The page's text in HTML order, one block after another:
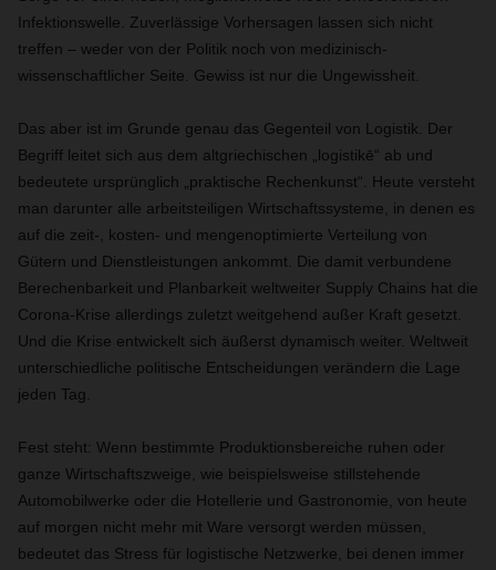
Infektionswelle. Zuverlässige Vorhersagen lassen sich nicht
treffen – weder von der Politik noch von medizinisch-
wissenschaftlicher Seite. Gewiss ist nur die Ungewissheit.
Das aber ist im Grunde genau das Gegenteil von Logistik. Der
Begriff leitet sich aus dem altgriechischen „logistikē“ ab und
bedeutete ursprünglich „praktische Rechenkunst“. Heute versteht
man darunter alle arbeitsteiligen Wirtschaftssysteme, in denen es
auf die zeit-, kosten- und mengenoptimierte Verteilung von
Gütern und Dienstleistungen ankommt. Die damit verbundene
Berechenbarkeit und Planbarkeit weltweiter Supply Chains hat die
Corona-Krise allerdings zuletzt weitgehend außer Kraft gesetzt.
Und die Krise entwickelt sich äußerst dynamisch weiter. Weltweit
unterschiedliche politische Entscheidungen verändern die Lage
jeden Tag.
Fest steht: Wenn bestimmte Produktionsbereiche ruhen oder
ganze Wirtschaftszweige, wie beispielsweise stillstehende
Automobilwerke oder die Hotellerie und Gastronomie, von heute
auf morgen nicht mehr mit Ware versorgt werden müssen,
bedeutet das Stress für logistische Netzwerke, bei denen immer